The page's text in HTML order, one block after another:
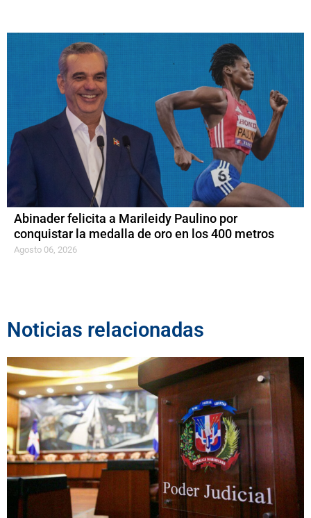
Abinader felicita a Marileidy Paulino por
conquistar la medalla de oro en los 400 metros
Agosto 06, 2026
Noticias relacionadas